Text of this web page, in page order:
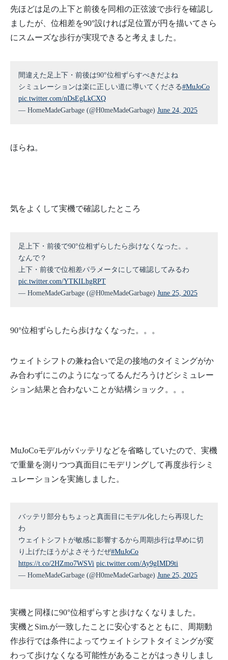
先ほどは足の上下と前後を同相の正弦波で歩行を確認し
ましたが、位相差を90°設ければ足位置が円を描いてさら
にスムーズな歩行が実現できると考えました。
間違えた足上下・前後は90°位相ずらすべきだよね
シミュレーションは楽に正しい道に導いてくださる#MuJoCo
pic.twitter.com/nDsEgLkCXQ
— HomeMadeGarbage (@H0meMadeGarbage) June 24, 2025
ほらね。
気をよくして実機で確認したところ
足上下・前後で90°位相ずらしたら歩けなくなった。。
なんで？
上下・前後で位相差パラメータにして確認してみるわ
pic.twitter.com/YTKILhgRPT
— HomeMadeGarbage (@H0meMadeGarbage) June 25, 2025
90°位相ずらしたら歩けなくなった。。。
ウェイトシフトの兼ね合いで足の接地のタイミングがか
み合わずにこのようになってるんだろうけどシミュレー
ション結果と合わないことが結構ショック。。。
MuJoCoモデルがバッテリなどを省略していたので、実機
で重量を測りつつ真面目にモデリングして再度歩行シミ
ュレーションを実施しました。
バッテリ部分もちょっと真面目にモデル化したら再現した
わ
ウェイトシフトが敏感に影響するから周期歩行は早めに切
り上げたほうがよさそうだぜ#MuJoCo
https://t.co/2HZmo7WSVi pic.twitter.com/Ay9gIMD9ti
— HomeMadeGarbage (@H0meMadeGarbage) June 25, 2025
実機と同様に90°位相ずらすと歩けなくなりました。
実機とSim.が一致したことに安心するとともに、周期動
作歩行では条件によってウェイトシフトタイミングが変
わって歩けなくなる可能性があることがはっきりしまし